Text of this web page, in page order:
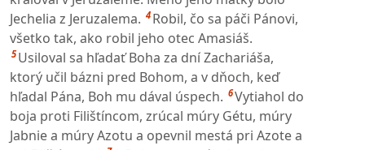
Jechelia z Jeruzalema. 4 Robil, čo sa páči Pánovi,
všetko tak, ako robil jeho otec Amasiáš.
5 Usiloval sa hľadať Boha za dní Zachariáša,
ktorý učil bázni pred Bohom, a v dňoch, keď
hľadal Pána, Boh mu dával úspech. 6Vytiahol do
boja proti Filištíncom, zrúcal múry Gétu, múry
Jabnie a múry Azotu a opevnil mestá pri Azote a